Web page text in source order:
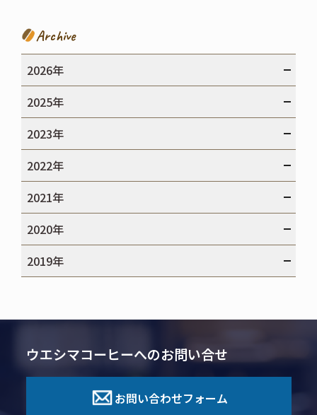
Archive
2026年
2025年
2023年
2022年
2021年
2020年
2019年
ウエシマコーヒーへのお問い合せ
お問い合わせフォーム